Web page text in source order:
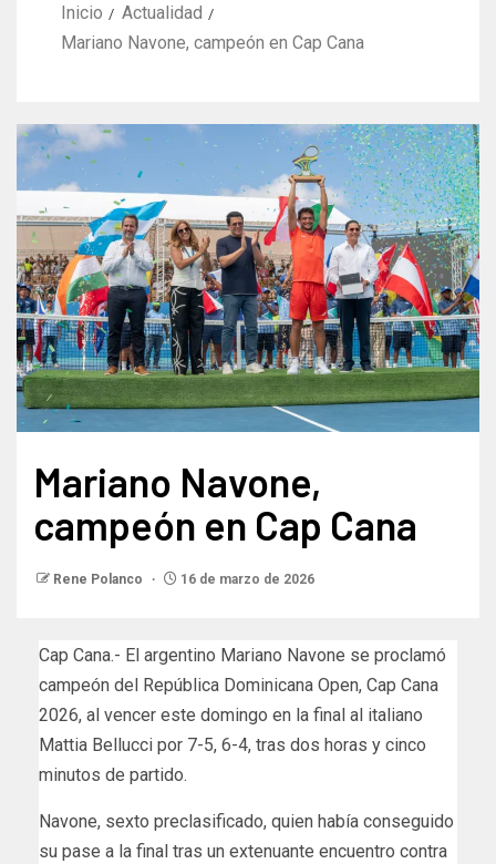
Inicio
Actualidad
Mariano Navone, campeón en Cap Cana
Mariano Navone,
campeón en Cap Cana
Rene Polanco 16 de marzo de 2026
Cap Cana.- El argentino Mariano Navone se proclamó
campeón del República Dominicana Open, Cap Cana
2026, al vencer este domingo en la final al italiano
Mattia Bellucci por 7-5, 6-4, tras dos horas y cinco
minutos de partido.
Navone, sexto preclasificado, quien había conseguido
su pase a la final tras un extenuante encuentro contra